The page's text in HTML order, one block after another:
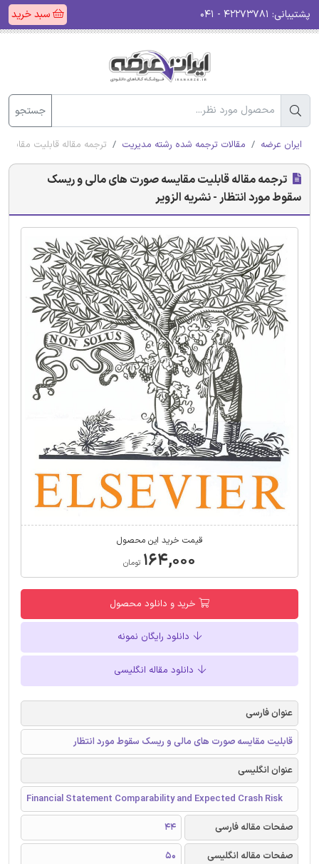
پشتیبانی: سبد خرید
جستجو
ایران عرضه مقالات ترجمه شده رشته مدیریت ترجمه مقاله قابلیت
ترجمه مقاله قابلیت مقایسه صورت های مالی و ریسک
سقوط مورد انتظار - نشریه الزویر
قیمت خرید این محصول
۱۶۴,۰۰۰ تومان
خرید و دانلود محصول
دانلود رایگان نمونه
دانلود مقاله انگلیسی
عنوان فارسی
قابلیت مقایسه صورت های مالی و ریسک سقوط مورد انتظار
عنوان انگلیسی
Financial Statement Comparability and Expected Crash Risk
صفحات مقاله فارسی
44
صفحات مقاله انگلیسی
50